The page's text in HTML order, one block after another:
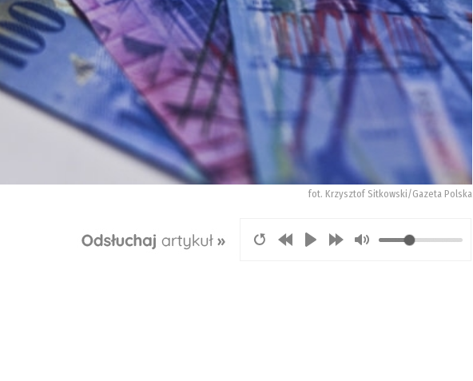
fot. Krzysztof Sitkowski/Gazeta Polska